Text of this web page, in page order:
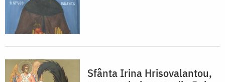
Sfânta Irina Hrisovalantou,